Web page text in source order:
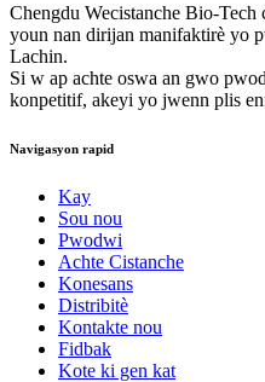
Chengdu Wecistanche Bio-
youn nan dirijan manifaktirè yo
Lachin.
Si w ap achte oswa an gwo
konpetitif, akeyi yo jwenn plis
Navigasyon rapid
Kay
Sou nou
Pwodwi
Achte Cistanche
Konesans
Distribitè
Kontakte nou
Fidbak
Kote ki gen kat